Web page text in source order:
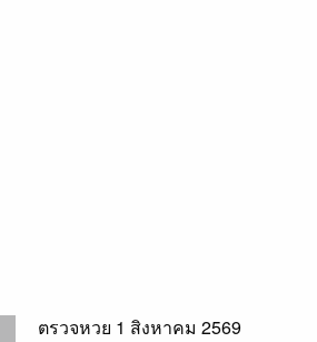
ตรวจหวย 1 สิงหาคม 2569